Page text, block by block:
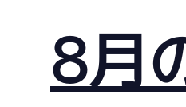
8月